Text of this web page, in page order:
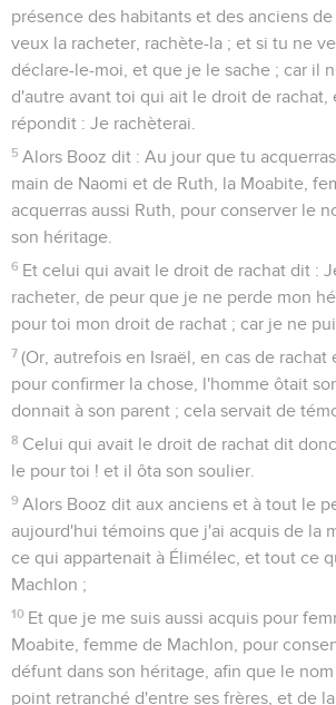
présence des habitants et des anciens
veux la racheter, rachète-la ; et si tu ne
déclare-le-moi, et que je le sache ; car il
d'autre avant toi qui ait le droit de rachat,
répondit : Je rachèterai.
5 Alors Booz dit : Au jour que tu
main de Naomi et de Ruth, la Moabite,
acquerras aussi Ruth, pour conserver le
son héritage.
6 Et celui qui avait le droit de rachat dit :
racheter, de peur que je ne perde mon
pour toi mon droit de rachat ; car je ne
7 (Or, autrefois en Israël, en cas de rachat
pour confirmer la chose, l'homme ôtait
donnait à son parent ; cela servait de
8 Celui qui avait le droit de rachat dit
le pour toi ! et il ôta son soulier.
9 Alors Booz dit aux anciens et à tout le
aujourd'hui témoins que j'ai acquis de la
ce qui appartenait à Élimélec, et tout ce
Machlon ;
10 Et que je me suis aussi acquis pour
Moabite, femme de Machlon, pour
défunt dans son héritage, afin que le
point retranché d'entre ses frères, et de